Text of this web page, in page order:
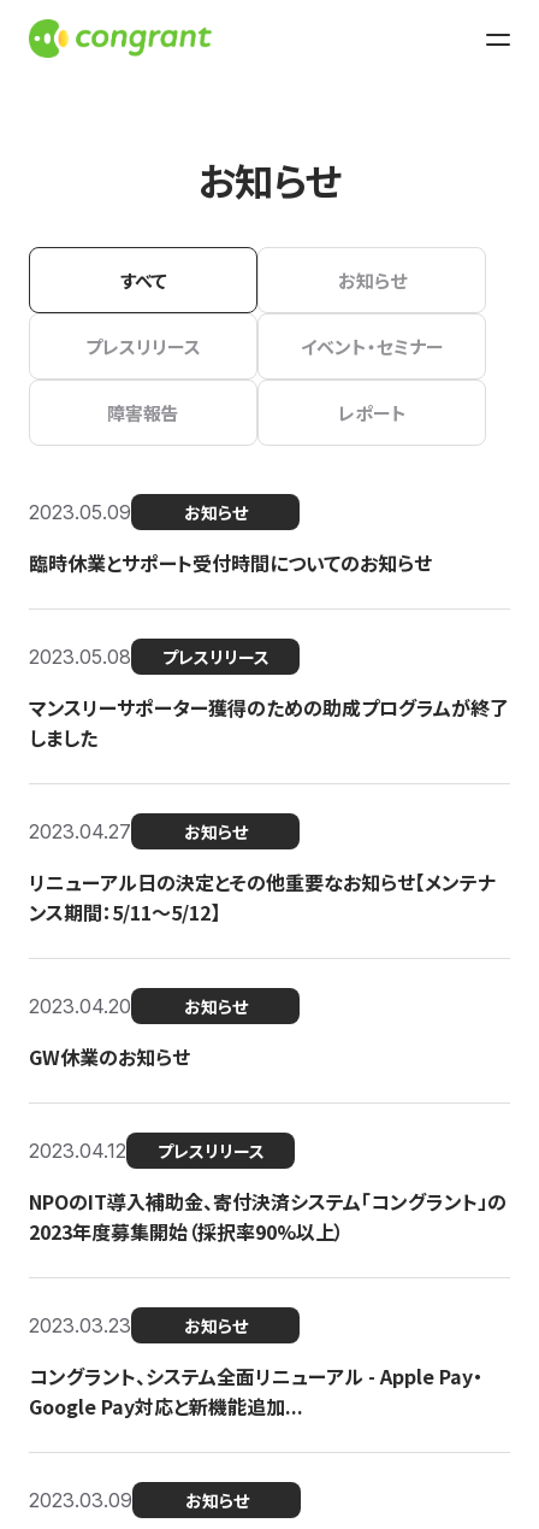
お知らせ
すべて お知らせ
プレスリリース イベント・セミナー
障害報告 レポート
2023.05.09 お知らせ
臨時休業とサポート受付時間についてのお知らせ
2023.05.08 プレスリリース
マンスリーサポーター獲得のための助成プログラムが終了
しました
2023.04.27 お知らせ
リニューアル日の決定とその他重要なお知らせ【メンテナ
ンス期間：5/11～5/12】
2023.04.20 お知らせ
GW休業のお知らせ
2023.04.12 プレスリリース
NPOのIT導入補助金、寄付決済システム「コングラント」の
2023年度募集開始（採択率90%以上）
2023.03.23 お知らせ
コングラント、システム全面リニューアル - Apple Pay・
Google Pay対応と新機能追加...
2023.03.09 お知らせ